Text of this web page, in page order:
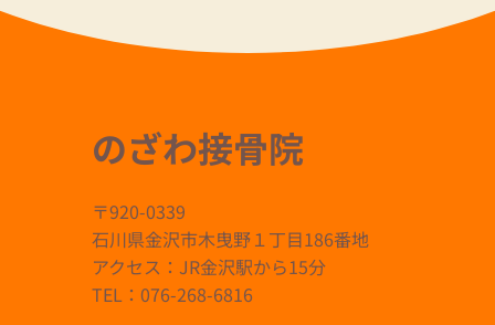
のざわ接骨院
〒920-0339
石川県金沢市木曳野１丁目186番地
アクセス：JR金沢駅から15分
TEL：076-268-6816